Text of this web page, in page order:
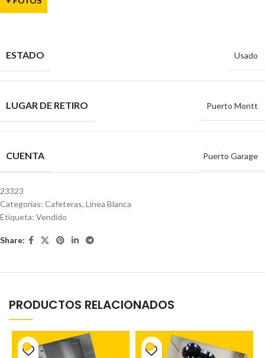
ESTADO Usado
LUGAR DE RETIRO Puerto Montt
CUENTA Puerto Garage
23323
Categorías: Cafeteras, Línea Blanca
Etiqueta: Vendido
Share:
PRODUCTOS RELACIONADOS
0 0